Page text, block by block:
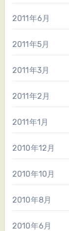
2011年6月
2011年5月
2011年3月
2011年2月
2011年1月
2010年12月
2010年10月
2010年8月
2010年6月